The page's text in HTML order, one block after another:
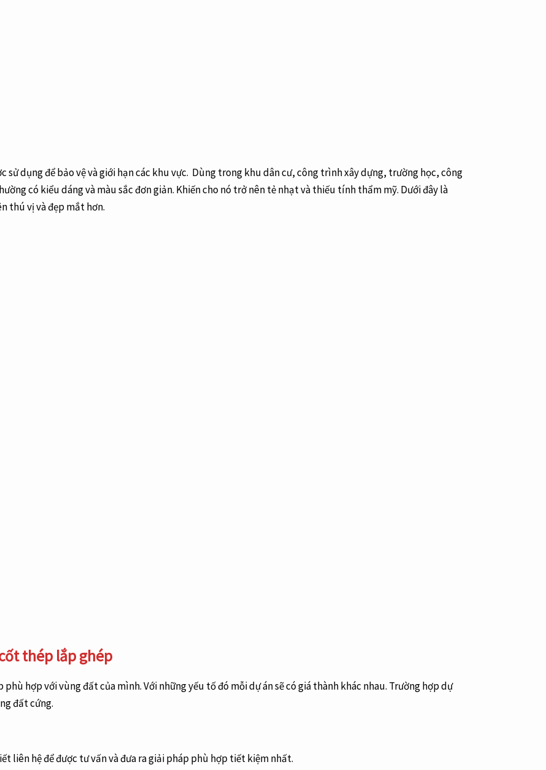
dụng để bảo vệ và giới hạn các khu vực. Dùng trong khu dân cư, công trình xây dựng, trường học, công
có kiểu dáng và màu sắc đơn giản. Khiến cho nó trở nên tẻ nhạt và thiếu tính thẩm mỹ. Dưới đây là
thú vị và đẹp mắt hơn.
thép lắp ghép
hợp với vùng đất của mình. Với những yếu tố đó mỗi dự án sẽ có giá thành khác nhau. Trường hợp dự
đất cứng.
liên hệ để được tư vấn và đưa ra giải pháp phù hợp tiết kiệm nhất.